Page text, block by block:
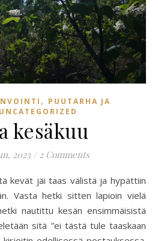
, PUUTARHA JA
UNCATEGORIZED
kesäkuu
2023 / 2 Comments
Vasta hetki sitten lapioin vielä
nautittu kesän ensimmäisistä
sitä ”ei tästä tule taaskaan